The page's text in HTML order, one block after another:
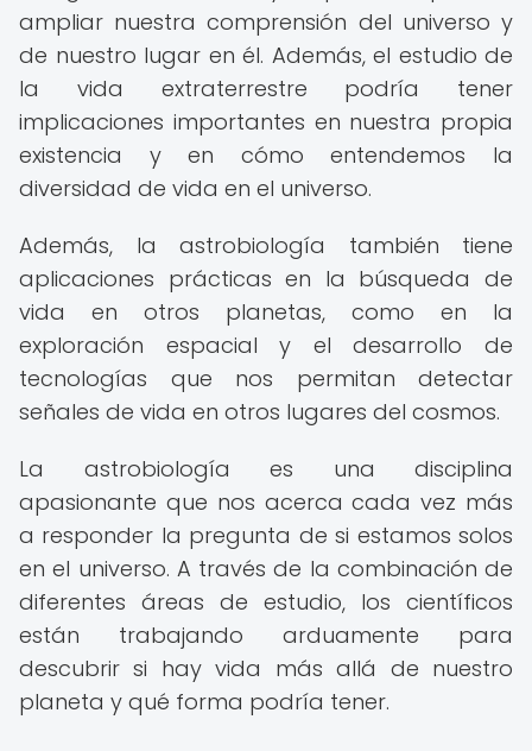
ampliar nuestra comprensión del universo y
de nuestro lugar en él. Además, el estudio de
la vida extraterrestre podría tener
implicaciones importantes en nuestra propia
existencia y en cómo entendemos la
diversidad de vida en el universo.
Además, la astrobiología también tiene
aplicaciones prácticas en la búsqueda de
vida en otros planetas, como en la
exploración espacial y el desarrollo de
tecnologías que nos permitan detectar
señales de vida en otros lugares del cosmos.
La astrobiología es una disciplina
apasionante que nos acerca cada vez más
a responder la pregunta de si estamos solos
en el universo. A través de la combinación de
diferentes áreas de estudio, los científicos
están trabajando arduamente para
descubrir si hay vida más allá de nuestro
planeta y qué forma podría tener.